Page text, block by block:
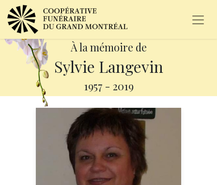
À la mémoire de
Sylvie Langevin
1957 - 2019